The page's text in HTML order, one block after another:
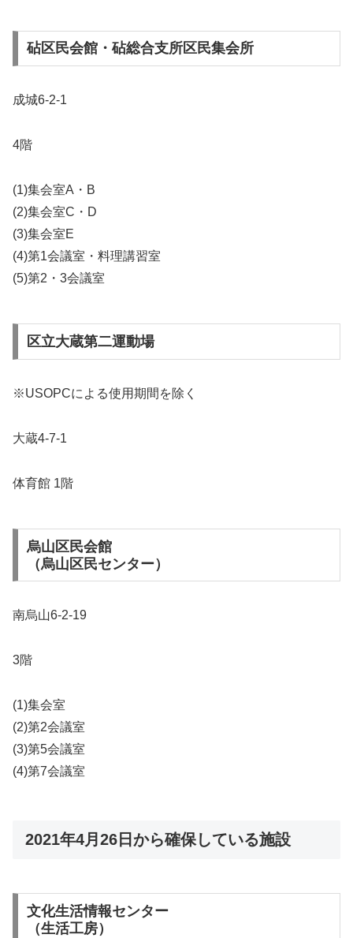
砧区民会館・砧総合支所区民集会所
成城6-2-1
4階
(1)集会室A・B
(2)集会室C・D
(3)集会室E
(4)第1会議室・料理講習室
(5)第2・3会議室
区立大蔵第二運動場
※USOPCによる使用期間を除く
大蔵4-7-1
体育館 1階
烏山区民会館
（烏山区民センター）
南烏山6-2-19
3階
(1)集会室
(2)第2会議室
(3)第5会議室
(4)第7会議室
2021年4月26日から確保している施設
文化生活情報センター
（生活工房）